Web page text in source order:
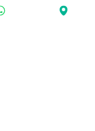
Switzerland